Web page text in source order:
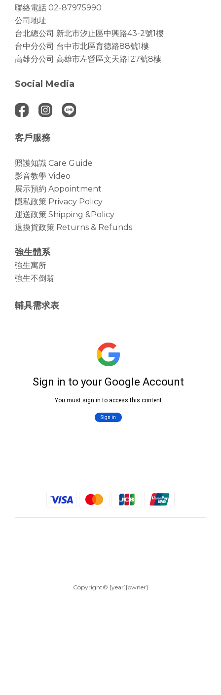
聯絡電話 02-87975990
公司地址
台北總公司 新北市汐止區中興路43-2號1樓
台中分公司 台中市北區育德路88號1樓
高雄分公司 高雄市左營區文天路127號8樓
Social Media
客戶服務
照護知識 Care Guide
影音教學 Video
展示預約 Appointment
隱私政策 Privacy Policy
運送政策 Shipping &Policy
退換貨政策 Returns & Refunds
強生體系
強生寓所
強生不倒翁
輔具需求表
Copyright© [year][owner]